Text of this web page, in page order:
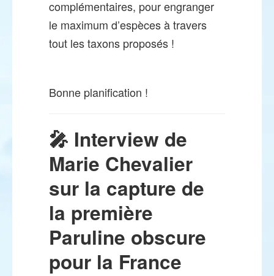
complémentaires, pour engranger
le maximum d’espèces à travers
tout les taxons proposés !
Bonne planification !
🎤 Interview de
Marie Chevalier
sur la capture de
la première
Paruline obscure
pour la France